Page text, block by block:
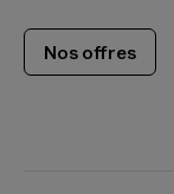
Nos offres